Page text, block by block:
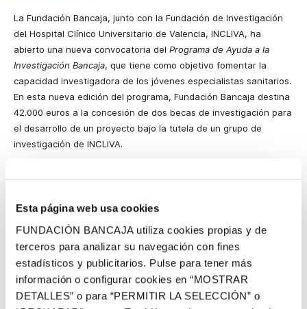
Esta página web usa cookies
FUNDACIÓN BANCAJA utiliza cookies propias y de
terceros para analizar su navegación con fines
estadísticos y publicitarios. Pulse para tener más
información o configurar cookies en “MOSTRAR
DETALLES” o para “PERMITIR LA SELECCIÓN” o
La Fundación Bancaja, junto con la Fundación de Investigación
del Hospital Clínico Universitario de Valencia, INCLIVA, ha
abierto una nueva convocatoria del Programa de Ayuda a la
Investigación Bancaja, que tiene como objetivo fomentar la
capacidad investigadora de los jóvenes especialistas sanitarios.
En esta nueva edición del programa, Fundación Bancaja destina
42.000 euros a la concesión de dos becas de investigación para
el desarrollo de un proyecto bajo la tutela de un grupo de
investigación de INCLIVA.
biólogos, psicólogos clínicos y radiofísicos hospitalarios; y otra
beca para profesionales que hayan finalizado el programa de
doctorado y obtenido el título de doctor.
Pueden optar a estas ayudas todas aquellas personas que
hayan finalizado el periodo de formación sanitaria especializada
o hayan obtenido el título de doctor en 2010 o fecha posterior.